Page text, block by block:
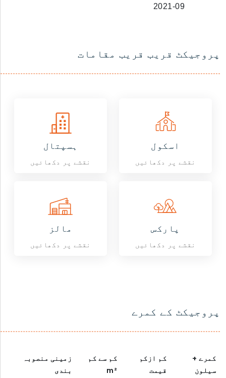
2021-09
پروجیکٹ قریب قریب مقامات
ہسپتال
نقشے پر دکھائیں
اسکول
نقشے پر دکھائیں
مالز
نقشے پر دکھائیں
پارکس
نقشے پر دکھائیں
پروجیکٹ کے کمرے
کمرے +
سیلون
کم ازکم
قیمت
کم سے کم
m²
زمینی منصوبہ
بندی